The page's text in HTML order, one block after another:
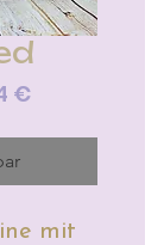
€Sale-
mit